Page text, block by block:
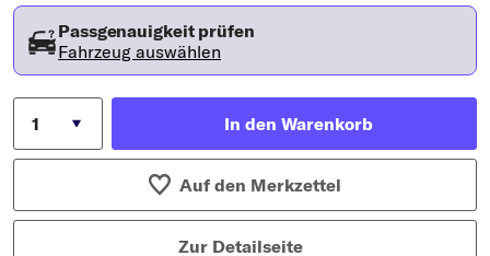
Passgenauigkeit prüfen
Fahrzeug auswählen
In den Warenkorb
Auf den Merkzettel
Zur Detailseite